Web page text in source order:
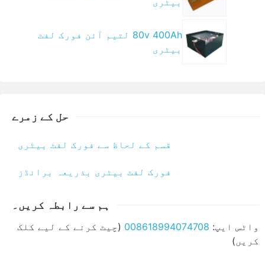
80v 400Ah لتیم آئن فورک لفٹ
بیٹری
حل کے زمرے
قسم کے لحاظ سے فورک لفٹ بیٹری
فورک لفٹ بیٹری بذریعہ برانڈز
ہم سے رابطہ کریں۔
واٹس ایپ: 008618994074708 (چیٹ کرنے کے لیے کلک
کریں)